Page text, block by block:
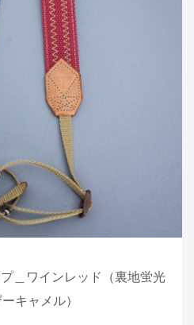
＿ワインレッド（裏地蛍光
キャメル）